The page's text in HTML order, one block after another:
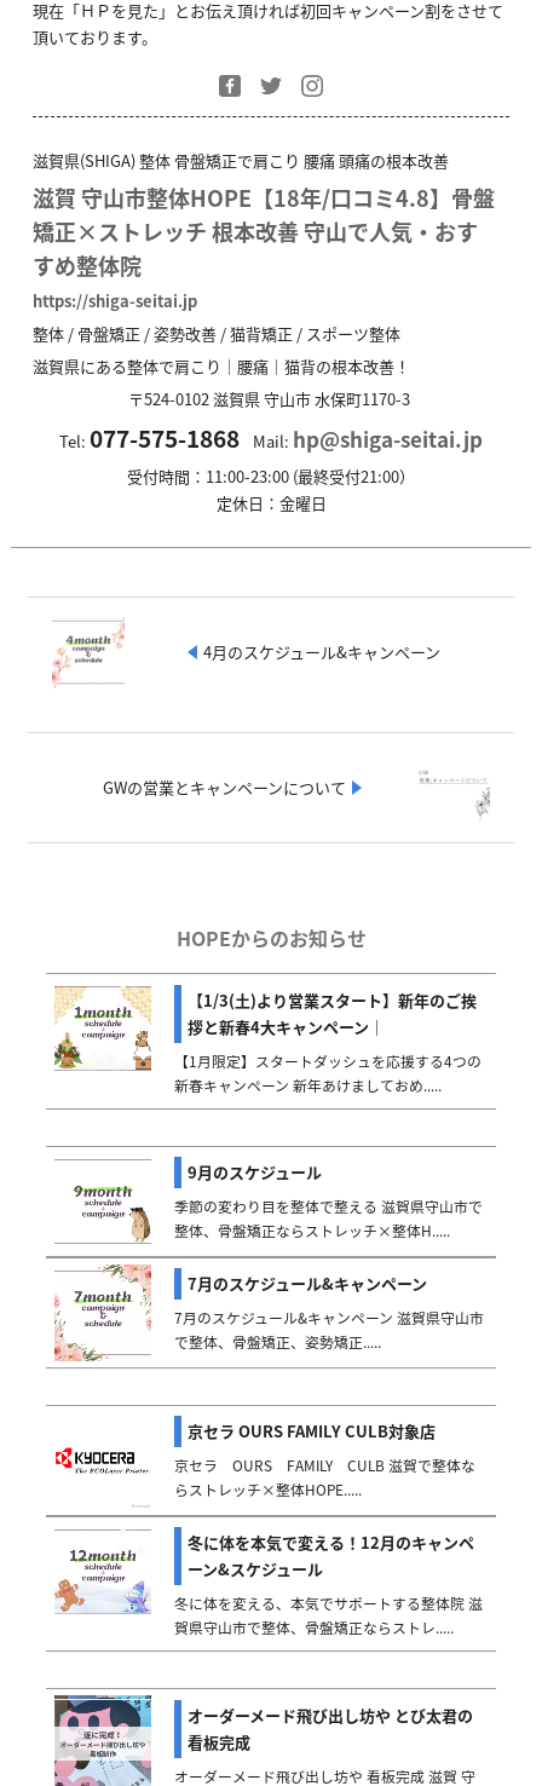
現在「ＨＰを見た」とお伝え頂ければ初回キャンペーン割をさせて
頂いております。
滋賀県(SHIGA) 整体 骨盤矯正で肩こり 腰痛 頭痛の根本改善
滋賀 守山市整体HOPE【18年/口コミ4.8】骨盤
矯正×ストレッチ 根本改善 守山で人気・おす
すめ整体院
https://shiga-seitai.jp
整体 / 骨盤矯正 / 姿勢改善 / 猫背矯正 / スポーツ整体
滋賀県にある整体で肩こり｜腰痛｜猫背の根本改善！
〒524-0102滋賀県守山市水保町1170-3
Tel:077-575-1868 Mail: hp@shiga-seitai.jp
受付時間：11:00-23:00 (最終受付21:00）
定休日：金曜日
4月のスケジュール&キャンペーン
GWの営業とキャンペーンについて
HOPEからのお知らせ
【1/3(土)より営業スタート】新年のご挨
拶と新春4大キャンペーン｜
【1月限定】スタートダッシュを応援する4つの
新春キャンペーン 新年あけましておめ.....
9月のスケジュール
季節の変わり目を整体で整える 滋賀県守山市で
整体、骨盤矯正ならストレッチ×整体H.....
7月のスケジュール&キャンペーン
7月のスケジュール&キャンペーン 滋賀県守山市
で整体、骨盤矯正、姿勢矯正.....
京セラ OURS FAMILY CULB対象店
京セラ OURS FAMILY CULB 滋賀で整体な
らストレッチ×整体HOPE.....
冬に体を本気で変える！12月のキャンペ
ーン&スケジュール
冬に体を変える、本気でサポートする整体院 滋
賀県守山市で整体、骨盤矯正ならストレ.....
オーダーメード飛び出し坊や とび太君の
看板完成
オーダーメード飛び出し坊や 看板完成 滋賀 守